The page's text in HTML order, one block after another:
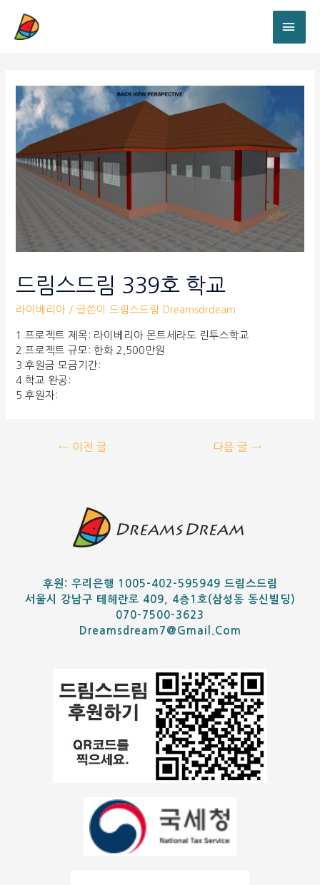
드림스드림 339호 학교
라이베리아 / 글쓴이드림스드림 Dreamsdrdeam
1.프로젝트 제목: 라이베리아 몬트세라도 린투스학교
2.프로젝트 규모: 한화 2,500만원
3.후원금 모금기간:
4.학교 완공:
5.후원자:
←이전 글 다음 글→
후원: 우리은행 1005-402-595949 드림스드림
서울시 강남구 테헤란로 409, 4층1호(삼성동 동신빌딩)
070-7500-3623
Dreamsdream7@gmail.com